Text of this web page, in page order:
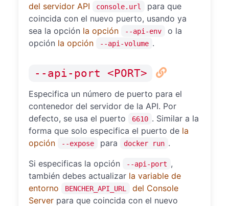
del servidor API
console.url
para que
coincida con el nuevo puerto, usando ya
sea la opción la opción --api-env
o la
opción la opción --api-volume .
--api-port <PORT>
Especifica un número de puerto para el
contenedor del servidor de la API. Por
defecto, se usa el puerto
6610 . Similar a la
forma que solo especifica el puerto de la
opción
--expose para docker run .
Si especificas la opción
--api-port ,
también debes actualizar la variable de
entorno
BENCHER_API_URL
del Console
Server para que coincida con el nuevo